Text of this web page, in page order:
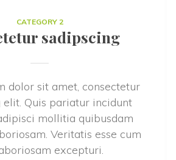
CATEGORY 2
sadipscing
dolor sit amet, consectetur
elit. Quis pariatur incidunt
mollitia quibusdam
Veritatis esse cum
excepturi.